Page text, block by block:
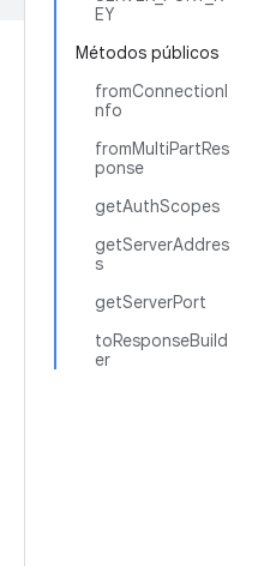
EY
Métodos públicos
fromConnectionI
nfo
fromMultiPartRes
ponse
getAuthScopes
getServerAddres
s
getServerPort
toResponseBuild
er